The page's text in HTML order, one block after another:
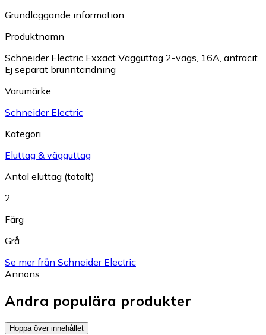
Grundläggande information
Produktnamn
Schneider Electric Exxact Vägguttag 2-vägs, 16A, antracit
Ej separat brunntändning
Varumärke
Schneider Electric
Kategori
Eluttag & vägguttag
Antal eluttag (totalt)
2
Färg
Grå
Se mer från Schneider Electric
Annons
Andra populära produkter
Hoppa över innehållet